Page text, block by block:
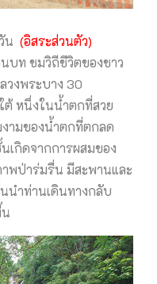
น (อิสระส่วนตัว)
บท ชมวิถีชีวิตของชาว
วงพระบาง 30
ต้ หนึ่งในน้ำตกที่สวย
ามของน้ำตกที่ตกลด
เกิดจากการผสมของ
พป่าร่มรื่น มีสะพานและ
นำท่านเดินทางกลับ